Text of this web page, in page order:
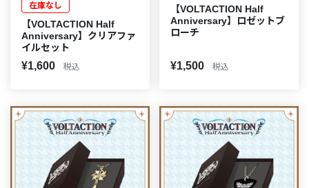
在庫なし
【VOLTACTION Half
Anniversary】クリアファ
イルセット
¥1,600 税込
【VOLTACTION Half
Anniversary】ロゼットブ
ローチ
¥1,500 税込